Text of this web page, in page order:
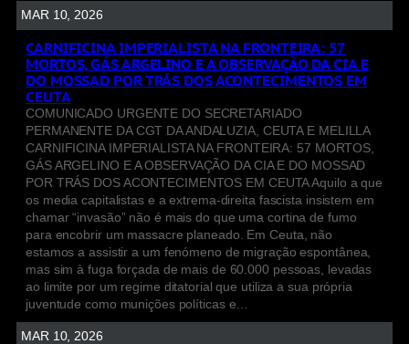
MAR 10, 2026
CARNIFICINA IMPERIALISTA NA FRONTEIRA: 57
MORTOS, GÁS ARGELINO E A OBSERVAÇÃO DA CIA E
DO MOSSAD POR TRÁS DOS ACONTECIMENTOS EM
CEUTA
COMUNICADO URGENTE DO SECRETARIADO
PERMANENTE DA CGT DA ANDALUZIA, CEUTA E MELILLA
CARNIFICINA IMPERIALISTA NA FRONTEIRA: 57 MORTOS,
GÁS ARGELINO E A OBSERVAÇÃO DA CIA E DO MOSSAD
POR TRÁS DOS ACONTECIMENTOS EM CEUTA Aquilo a que
os media capitalistas e a extrema-direita fascista insistem em
chamar “invasão” não é mais do que uma cortina de fumo
para encobrir um massacre planeado. Em Ceuta, não
estamos a assistir a um fenómeno de migração espontânea,
mas sim à fuga forçada de mais de 60.000 pessoas, levadas
ao limite por um regime ditatorial que utiliza a sua própria
juventude como munições políticas e…
MAR 10, 2026